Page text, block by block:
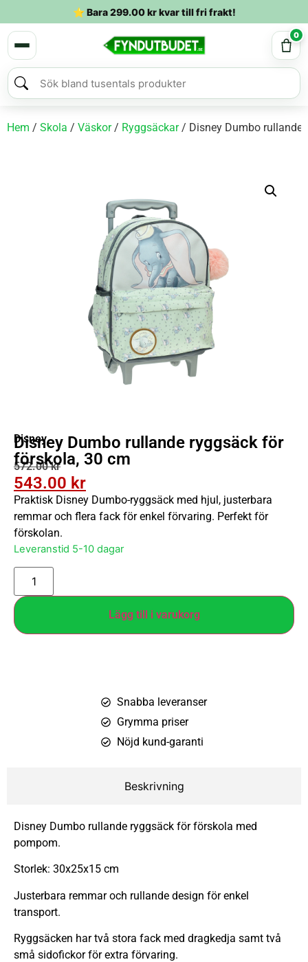
⭐ Bara299.00krkvar till fri frakt!
0
Hem / Skola / Väskor/ Ryggsäckar/ Disney Dumbo rullande
Disney
Disney Dumbo rullande ryggsäck för
förskola, 30 cm
572.00kr
543.00 kr
Praktisk Disney Dumbo-ryggsäck med hjul, justerbara
remmar och flera fack för enkel förvaring. Perfekt för
förskolan.
Leveranstid 5-10 dagar
Lägg till i varukorg
Snabba leveranser
Grymma priser
Nöjd kund-garanti
Beskrivning
Disney Dumbo rullande ryggsäck för förskola med
pompom.
Storlek: 30x25x15 cm
Justerbara remmar och rullande design för enkel
transport.
Ryggsäcken har två stora fack med dragkedja samt två
små sidofickor för extra förvaring.